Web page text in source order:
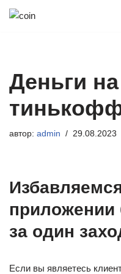
Деньги
автор: admin 29.08.2023
за один
Если вы являетесь